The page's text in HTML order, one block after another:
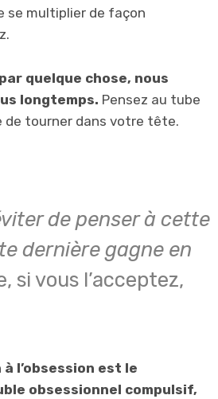
se multiplier de façon
quelque chose, nous
longtemps. Pensez au tube
de tourner dans votre tête.
de penser à cette
dernière gagne en
si vous l’acceptez,
l’obsession est le
obsessionnel compulsif,